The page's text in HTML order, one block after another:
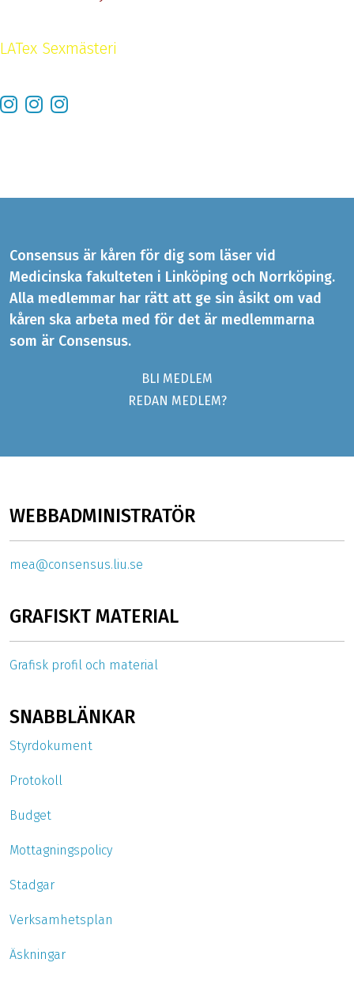
LATex Sexmästeri
Consensus är kåren för dig som läser vid
Medicinska fakulteten i Linköping och Norrköping.
Alla medlemmar har rätt att ge sin åsikt om vad
kåren ska arbeta med för det är medlemmarna
som är Consensus.
BLI MEDLEM
REDAN MEDLEM?
WEBBADMINISTRATÖR
mea@consensus.liu.se
GRAFISKT MATERIAL
Grafisk profil och material
SNABBLÄNKAR
Styrdokument
Protokoll
Budget
Mottagningspolicy
Stadgar
Verksamhetsplan
Äskningar